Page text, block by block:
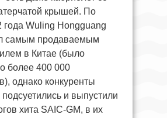
крышей. По
года Wuling Hongguang
самым продаваемым
в Китае (было
более 400 000
однако конкуренты
и выпустили
хита SAIC-GM, в их